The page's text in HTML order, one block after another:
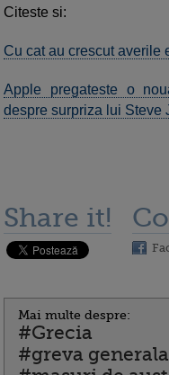
Citeste si:
Cu cat au crescut averile
Apple pregateste o
despre surpriza lui Steve
Share it!
Mai multe despre:
#Grecia
#greva generala